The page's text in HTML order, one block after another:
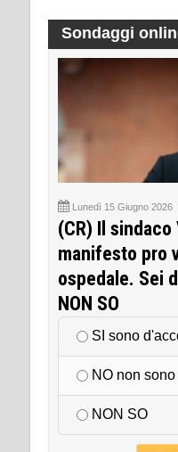
Sondaggi
Lunedì 15 Giugno 2026
(CR) Il
manifesto pro
ospedale. Sei
NON SO
SI sono
NO non
NON SO